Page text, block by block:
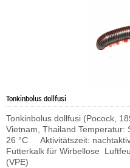
Tonkinbolus dollfusi
Tonkinbolus dollfusi (Pocock,
Vietnam, Thailand
26 °C Aktivitätszeit:
Futterkalk für Wirbellose
(VPE)